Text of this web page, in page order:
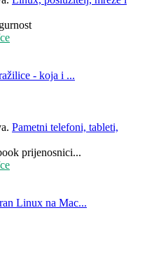
- koja i ...
Pametni telefoni, tableti,
prijenosnici...
Linux na Mac...